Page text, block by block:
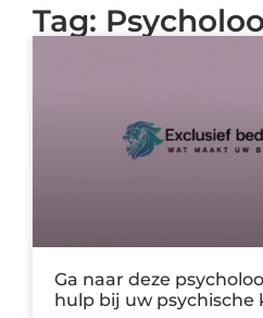
Tag:
Ga naar deze
hulp bij uw psychische